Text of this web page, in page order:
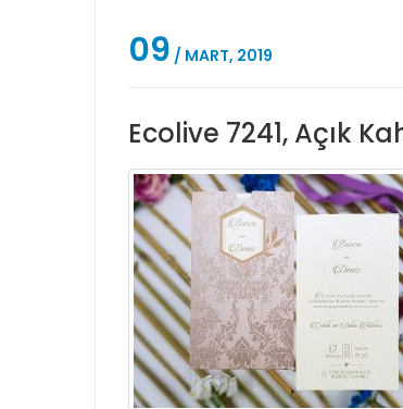
09 / MART, 2019
Ecolive 7241, Açık